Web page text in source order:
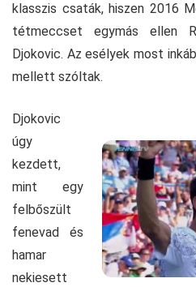
klasszis csaták, hiszen 2016
tétmeccset egymás ellen
Djokovic. Az esélyek most
mellett szóltak.
Djokovic
úgy
kezdett,
mint egy
felbőszült
fenevad és
hamar
nekiesett